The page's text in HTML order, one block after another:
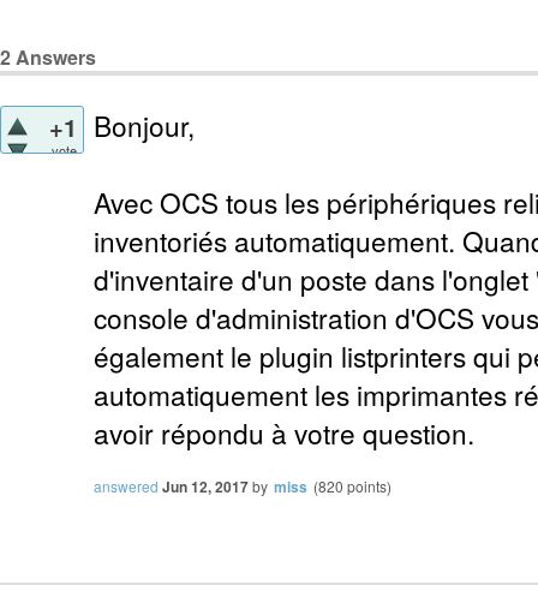
2Answers
+1
vote
Bonjour,
Avec OCS tous les périphériques
inventoriés automatiquement.
d'inventaire d'un poste dans
console d'administration d'OCS
également le plugin listprinters qui
automatiquement les imprimantes
avoir répondu à votre question.
answered Jun 12, 2017by miss (820 points)